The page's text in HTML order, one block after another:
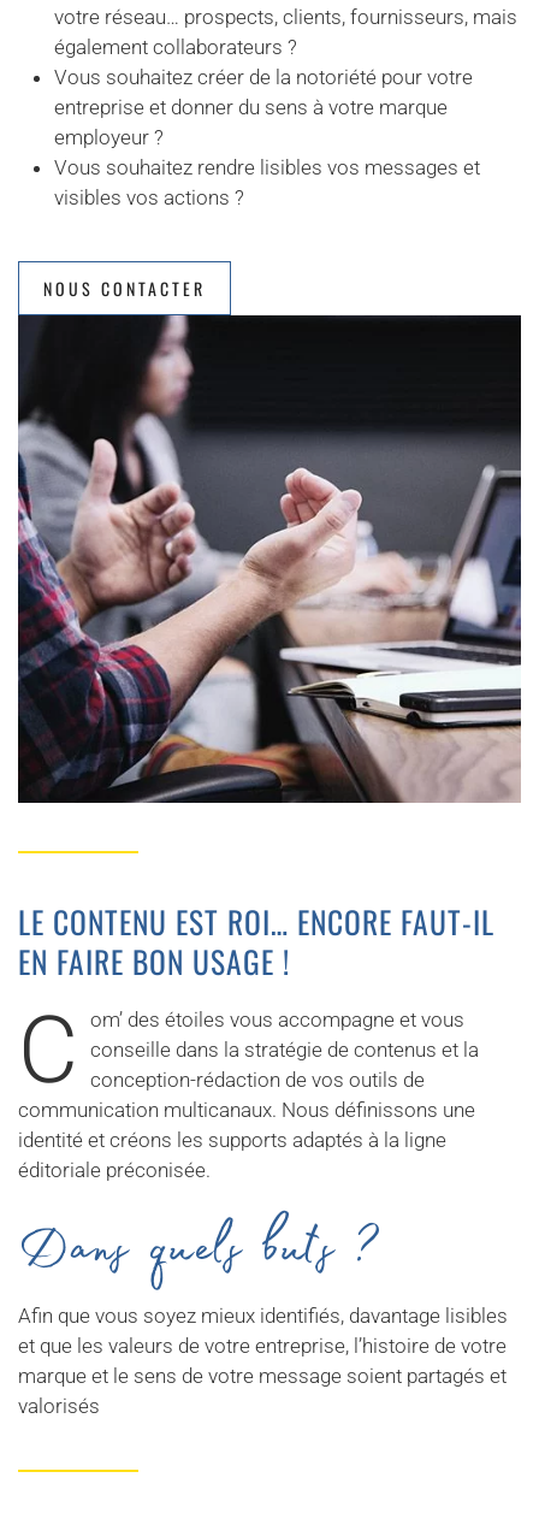
votre réseau… prospects, clients, fournisseurs, mais
également collaborateurs ?
Vous souhaitez créer de la notoriété pour votre
entreprise et donner du sens à votre marque
employeur ?
Vous souhaitez rendre lisibles vos messages et
visibles vos actions ?
NOUS CONTACTER
LE CONTENU EST ROI… ENCORE FAUT-IL
EN FAIRE BON USAGE !
C
om’ des étoiles vous accompagne et vous
conseille dans la stratégie de contenus et la
conception-rédaction de vos outils de
communication multicanaux. Nous définissons une
identité et créons les supports adaptés à la ligne
éditoriale préconisée.
Dans quels buts ?
Afin que vous soyez mieux identifiés, davantage lisibles
et que les valeurs de votre entreprise, l’histoire de votre
marque et le sens de votre message soient partagés et
valorisés